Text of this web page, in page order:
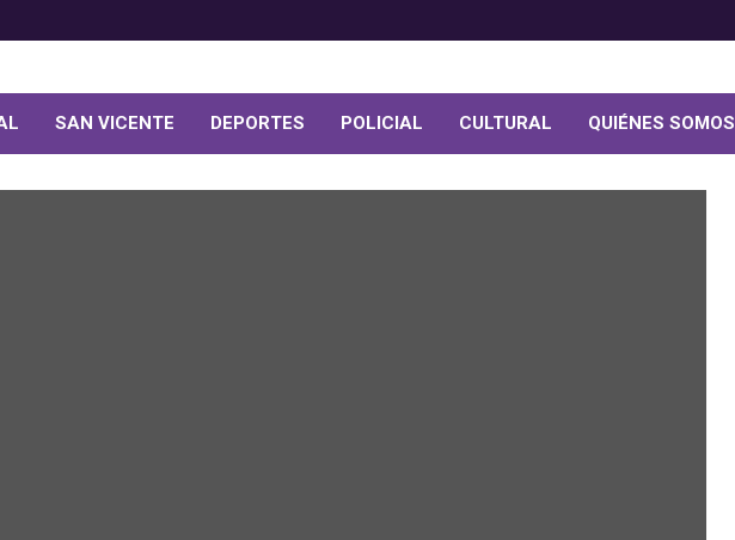
comuna
SAN VICENTE DEPORTES POLICIAL CULTURAL QUIÉNES SOMOS